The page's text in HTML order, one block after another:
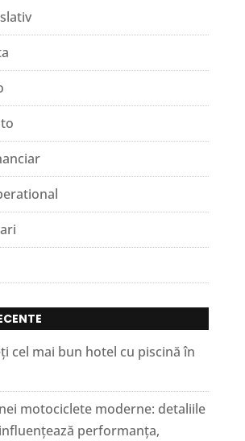
cel mai bun hotel cu piscină în
motociclete moderne: detaliile
performanța,